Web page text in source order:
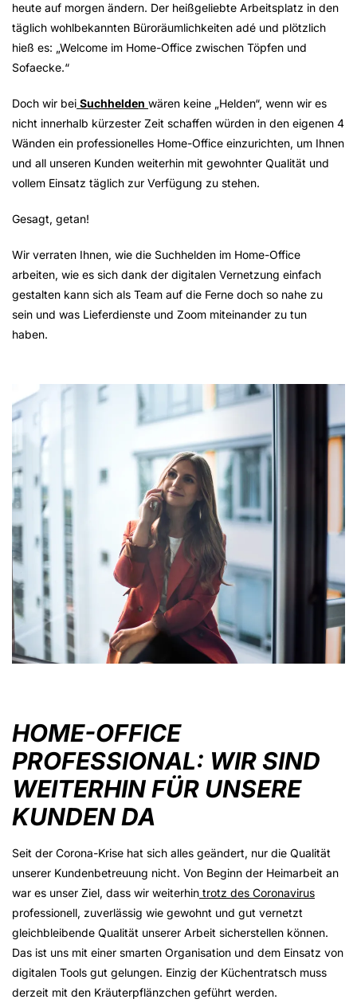
heute auf morgen ändern. Der heißgeliebte Arbeitsplatz in den
täglich wohlbekannten Büroräumlichkeiten adé und plötzlich
hieß es: „Welcome im Home-Office zwischen Töpfen und
Sofaecke.“
Doch wir bei Suchhelden wären keine „Helden“, wenn wir es
nicht innerhalb kürzester Zeit schaffen würden in den eigenen 4
Wänden ein professionelles Home-Office einzurichten, um Ihnen
und all unseren Kunden weiterhin mit gewohnter Qualität und
vollem Einsatz täglich zur Verfügung zu stehen.
Gesagt, getan!
Wir verraten Ihnen, wie die Suchhelden im Home-Office
arbeiten, wie es sich dank der digitalen Vernetzung einfach
gestalten kann sich als Team auf die Ferne doch so nahe zu
sein und was Lieferdienste und Zoom miteinander zu tun
haben.
HOME-OFFICE
PROFESSIONAL: WIR SIND
WEITERHIN FÜR UNSERE
KUNDEN DA
Seit der Corona-Krise hat sich alles geändert, nur die Qualität
unserer Kundenbetreuung nicht. Von Beginn der Heimarbeit an
war es unser Ziel, dass wir weiterhin trotz des Coronavirus
professionell, zuverlässig wie gewohnt und gut vernetzt
gleichbleibende Qualität unserer Arbeit sicherstellen können.
Das ist uns mit einer smarten Organisation und dem Einsatz von
digitalen Tools gut gelungen. Einzig der Küchentratsch muss
derzeit mit den Kräuterpflänzchen geführt werden.